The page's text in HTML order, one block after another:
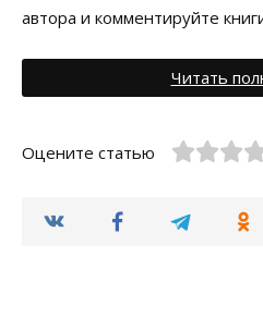
автора и комментируйте
Читать
Оцените статью